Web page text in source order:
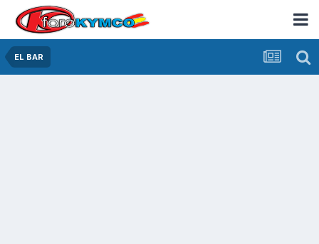
EL BAR